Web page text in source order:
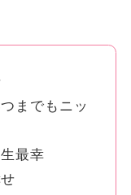
までもニッ
最幸